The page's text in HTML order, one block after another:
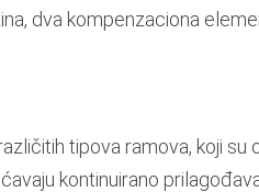
dva kompenzaciona
tipova ramova, koji
kontinuirano